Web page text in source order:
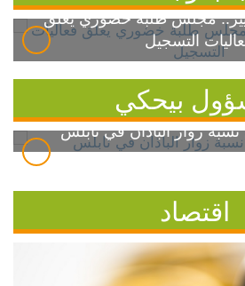
مجلس طلبة خضوري يعلق
التسجيل
بيحكي
زوار الباذان في نابلس
اقتصاد